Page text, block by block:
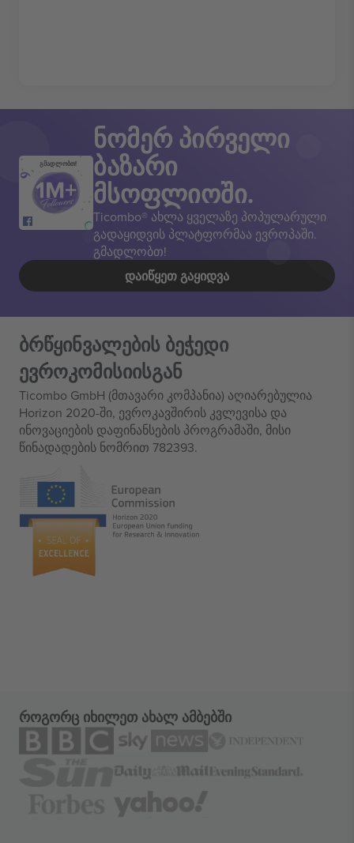
გმადლობთ!
ნომერ პირველი
ბაზარი
მსოფლიოში.
Ticombo® ახლა ყველაზე პოპულარული
გადაყიდვის პლატფორმაა ევროპაში.
გმადლობთ!
ᲓᲐᲘᲬᲧᲔᲗ ᲒᲐᲧᲘᲓᲕᲐ
ბრწყინვალების ბეჭედი
ევროკომისიისგან
Ticombo GmbH (მთავარი კომპანია) აღიარებულია
Horizon 2020-ში, ევროკავშირის კვლევისა და
ინოვაციების დაფინანსების პროგრამაში, მისი
წინადადების ნომრით 782393.
როგორც იხილეთ ახალ ამბებში